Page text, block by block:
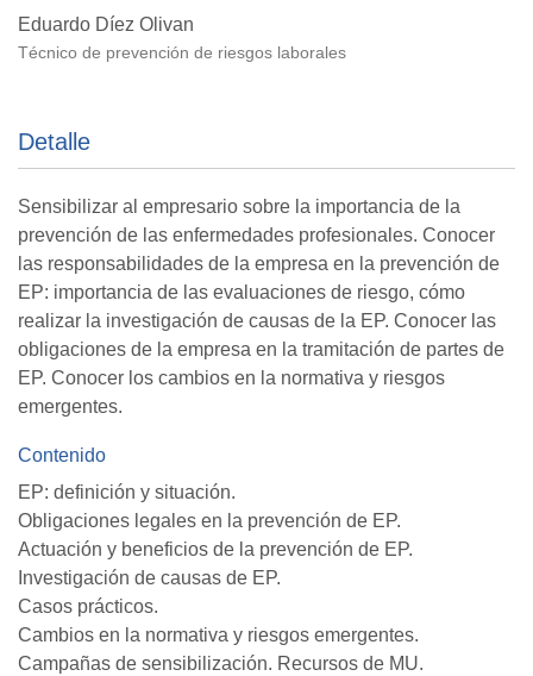
Eduardo Díez Olivan
Técnico de prevención de riesgos laborales
Detalle
Sensibilizar al empresario sobre la importancia de la
prevención de las enfermedades profesionales. Conocer
las responsabilidades de la empresa en la prevención de
EP: importancia de las evaluaciones de riesgo, cómo
realizar la investigación de causas de la EP. Conocer las
obligaciones de la empresa en la tramitación de partes de
EP. Conocer los cambios en la normativa y riesgos
emergentes.
Contenido
EP: definición y situación.
Obligaciones legales en la prevención de EP.
Actuación y beneficios de la prevención de EP.
Investigación de causas de EP.
Casos prácticos.
Cambios en la normativa y riesgos emergentes.
Campañas de sensibilización. Recursos de MU.